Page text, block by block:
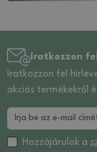
Iratkozzon
Iratkozzon fel
akciós termékekről
Hozzájárulok a